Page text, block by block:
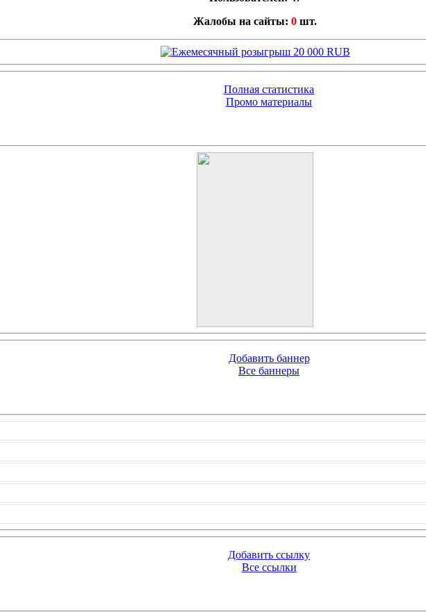
Жалобы на сайты: 0 шт.
Полная статистика
Промо материалы
Добавить баннер
Все баннеры
Добавить ссылку
Все ссылки